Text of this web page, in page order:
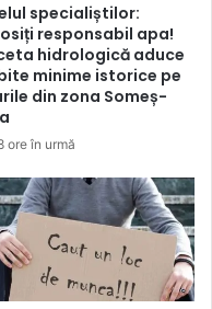
specialiștilor:
responsabil apa!
hidrologică aduce
minime istorice pe
din zona Someș-
ore în urmă